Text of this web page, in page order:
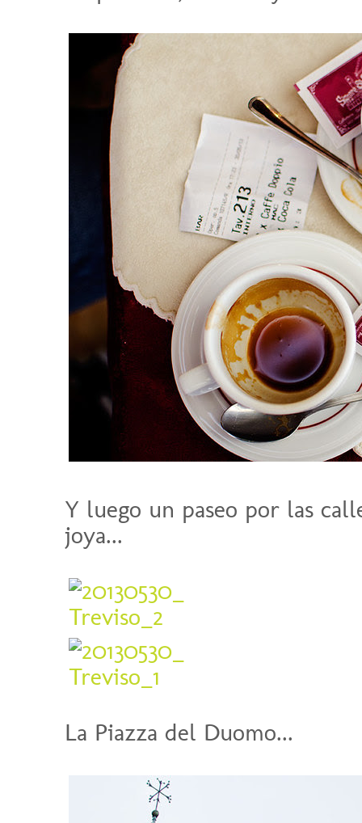
Y luego un paseo por las
joya...
La Piazza del Duomo...